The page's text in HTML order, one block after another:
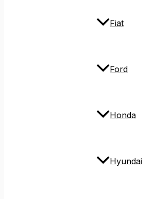
Fiat
Ford
Honda
Hyundai